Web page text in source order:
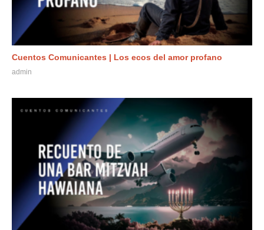
Cuentos Comunicantes | Los ecos del amor profano
admin